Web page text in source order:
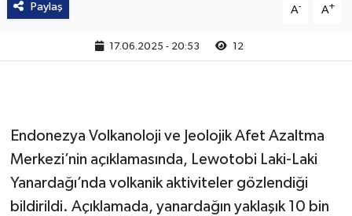
Paylaş A- A+
17.06.2025 - 20:53 12
Endonezya Volkanoloji ve Jeolojik Afet Azaltma
Merkezi’nin açıklamasında, Lewotobi Laki-Laki
Yanardağı’nda volkanik aktiviteler gözlendiği
bildirildi. Açıklamada, yanardağın yaklaşık 10 bin